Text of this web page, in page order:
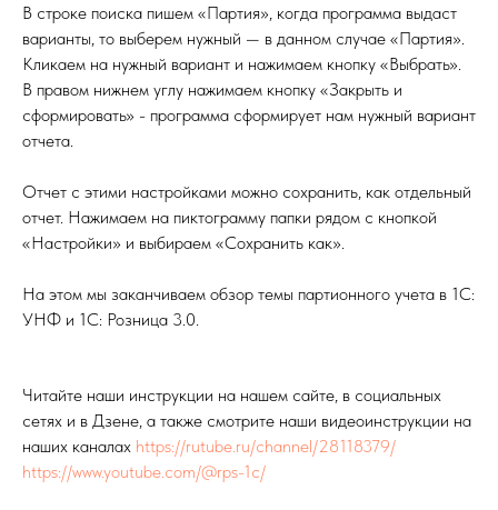
В строке поиска пишем «Партия», когда программа выдаст
варианты, то выберем нужный — в данном случае «Партия».
Кликаем на нужный вариант и нажимаем кнопку «Выбрать».
В правом нижнем углу нажимаем кнопку «Закрыть и
сформировать» - программа сформирует нам нужный вариант
отчета.
Отчет с этими настройками можно сохранить, как отдельный
отчет. Нажимаем на пиктограмму папки рядом с кнопкой
«Настройки» и выбираем «Сохранить как».
На этом мы заканчиваем обзор темы партионного учета в 1С:
УНФ и 1С: Розница 3.0.
Читайте наши инструкции на нашем сайте, в социальных
сетях и в Дзене, а также смотрите наши видеоинструкции на
наших каналах https://rutube.ru/channel/28118379/
https://www.youtube.com/@rps-1c/